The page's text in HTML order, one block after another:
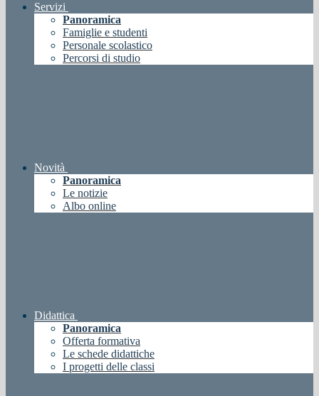
Servizi
Panoramica
Famiglie e studenti
Personale scolastico
Percorsi di studio
Novità
Panoramica
Le notizie
Albo online
Didattica
Panoramica
Offerta formativa
Le schede didattiche
I progetti delle classi